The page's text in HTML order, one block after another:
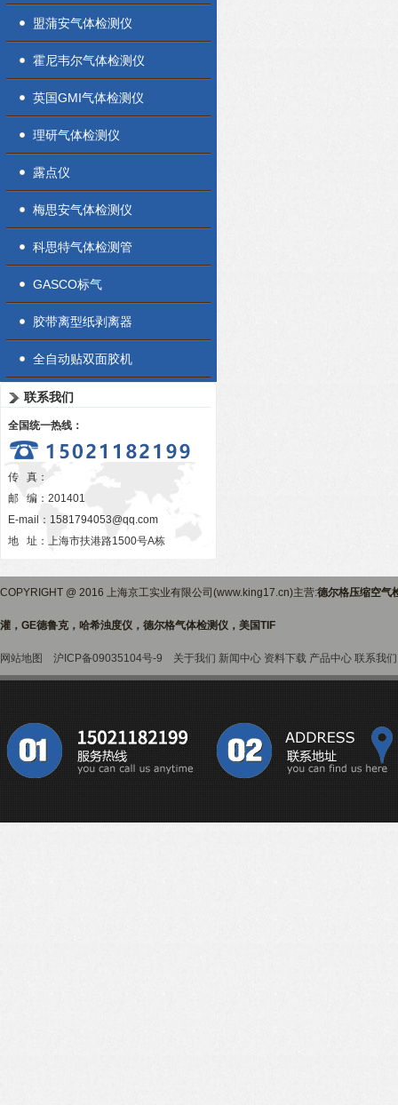
盟蒲安气体检测仪
霍尼韦尔气体检测仪
英国GMI气体检测仪
理研气体检测仪
露点仪
梅思安气体检测仪
科思特气体检测管
GASCO标气
胶带离型纸剥离器
全自动贴双面胶机
联系我们
全国统一热线：
传 真：
邮 编：201401
E-mail： 1581794053@qq.com
地 址：上海市扶港路1500号A栋
COPYRIGHT @ 2016 上海京工实业有限公司(www.king17.cn)主营:德尔格压缩空气
灌，GE德鲁克，哈希浊度仪，德尔格气体检测仪，美国TIF
网站地图 沪ICP备09035104号-9 关于我们 新闻中心 资料下载 产品中心 联系我们